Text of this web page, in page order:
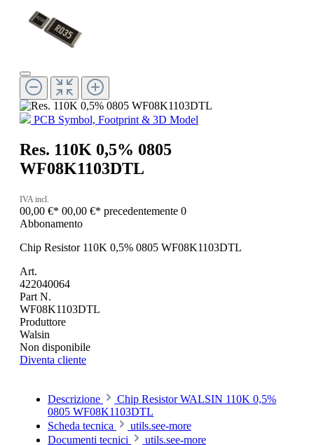
PCB Symbol, Footprint & 3D Model
Res. 110K 0,5% 0805
WF08K1103DTL
IVA incl.
00,00 €* 00,00 €* precedentemente 0
Abbonamento
Chip Resistor 110K 0,5% 0805 WF08K1103DTL
Art.
422040064
Part N.
WF08K1103DTL
Produttore
Walsin
Non disponibile
Diventa cliente
Descrizione
Chip Resistor WALSIN 110K 0,5%
0805 WF08K1103DTL
Scheda tecnica
utils.see-more
Documenti tecnici
utils.see-more